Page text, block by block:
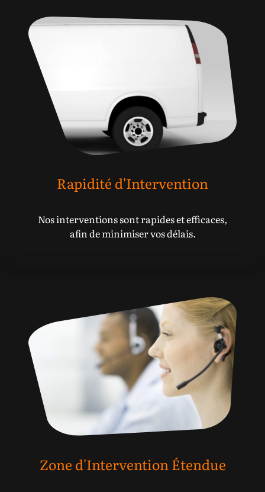
Rapidité d'Intervention
Nos interventions sont rapides et efficaces,
afin de minimiser vos délais.
Zone d'Intervention Étendue